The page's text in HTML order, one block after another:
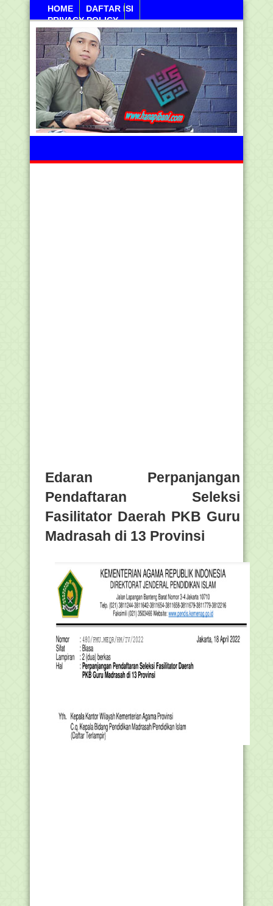
HOME
DAFTAR ISI
PRIVACY POLICY
Sabtu, 08 Agustus 2026
Edaran Perpanjangan
Pendaftaran Seleksi
Fasilitator Daerah PKB Guru
Madrasah di 13 Provinsi